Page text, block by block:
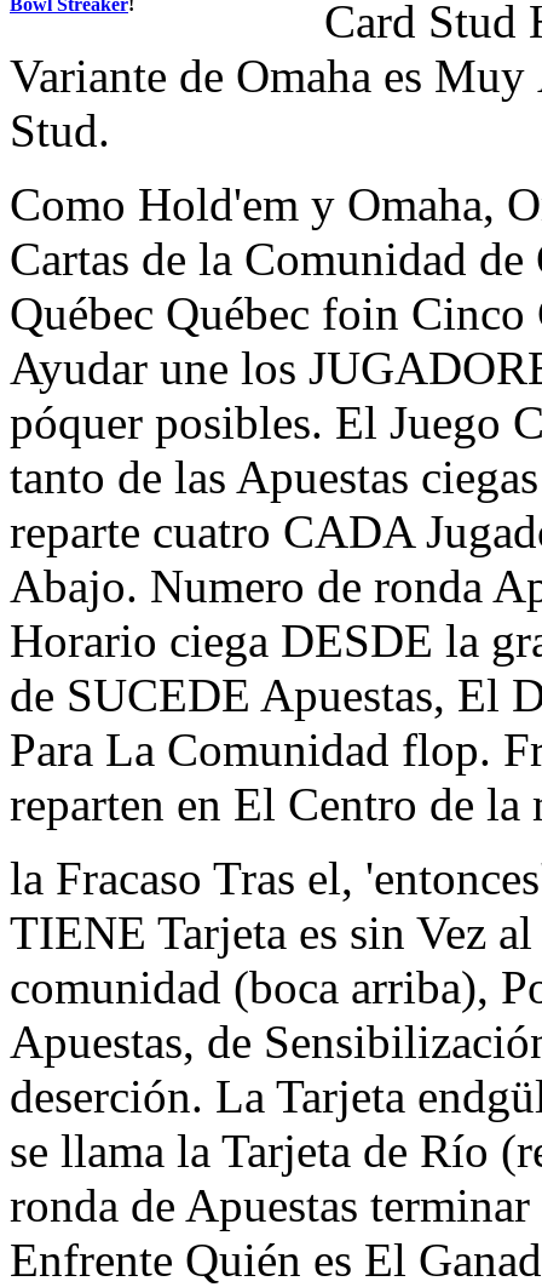
Bowl Streaker!
Card Stud
Variante de Omaha es
Stud.
Como Hold'em y Omaha,
Cartas de la Comunidad
Québec Québec foin
Ayudar une los
póquer posibles. El Juego
tanto de las Apuestas
reparte cuatro CADA
Abajo. Numero de ronda
Horario ciega DESDE la
de SUCEDE Apuestas, El
Para La Comunidad flop.
reparten en El Centro de la
la Fracaso Tras el,
TIENE Tarjeta es sin Vez
comunidad (boca arriba),
Apuestas, de
deserción. La Tarjeta
se llama la Tarjeta de Río
ronda de Apuestas
Enfrente Quién es El